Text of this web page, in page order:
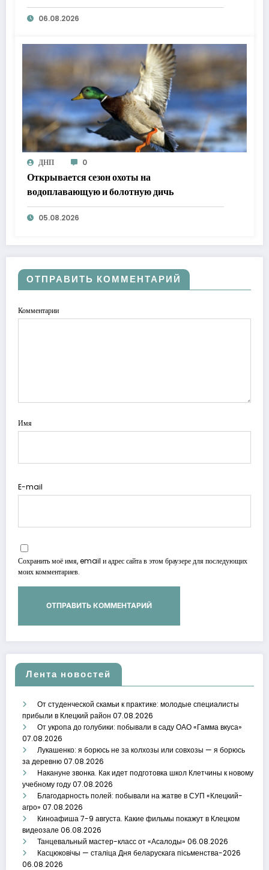
06.08.2026
ДНП 0
Открывается сезон охоты на
водоплавающую и болотную дичь
05.08.2026
ОТПРАВИТЬ КОММЕНТАРИЙ
Комментарии
Имя
E-mail
Сохранить моё имя, email и адрес сайта в этом браузере для последующих
моих комментариев.
Лента новостей
От студенческой скамьи к практике: молодые специалисты
прибыли в Клецкий район 07.08.2026
От укропа до голубики: побывали в саду ОАО «Гамма вкуса»
07.08.2026
Лукашенко: я борюсь не за колхозы или совхозы — я борюсь
за деревню07.08.2026
Накануне звонка. Как идет подготовка школ Клетчины к новому
учебному году07.08.2026
Благодарность полей: побывали на жатве в СУП «Клецкий-
агро» 07.08.2026
Киноафиша 7-9 августа. Какие фильмы покажут в Клецком
видеозале 06.08.2026
Танцевальный мастер-класс от «Асалоды» 06.08.2026
Касцюковічы — сталіца Дня беларускага пісьменства-2026
06.08.2026